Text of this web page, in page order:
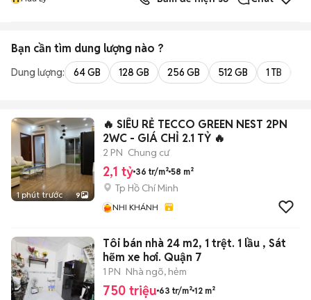
Bạn cần tìm dung lượng nào ?
Dung lượng: 64 GB 128 GB 256 GB 512 GB 1 TB
1 phút trước 9
🔥 SIÊU RẺ TECCO GREEN NEST 2PN
2WC - GIÁ CHỈ 2.1 TỶ 🔥
2 PN Chung cư
2,1 tỷ 36 tr/m² 58 m²
Tp Hồ Chí Minh
NHI KHÁNH
Tôi bán nhà 24 m2, 1 trệt. 1 lầu , Sát
hẽm xe hơi. Quận 7
1 PN Nhà ngõ, hẻm
750 triệu 63 tr/m² 12 m²